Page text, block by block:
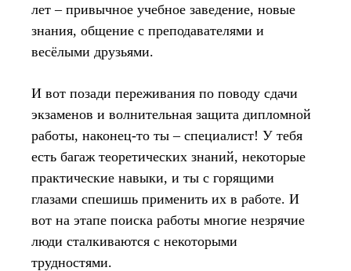
лет – привычное учебное заведение, новые
знания, общение с преподавателями и
весёлыми друзьями.
И вот позади переживания по поводу сдачи
экзаменов и волнительная защита дипломной
работы, наконец-то ты – специалист! У тебя
есть багаж теоретических знаний, некоторые
практические навыки, и ты с горящими
глазами спешишь применить их в работе. И
вот на этапе поиска работы многие незрячие
люди сталкиваются с некоторыми
трудностями.